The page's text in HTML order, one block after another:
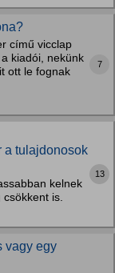
című vicclap
kiadói, nekünk
ott le fognak
7
a tulajdonosok
kelnek
is.
13
vagy egy